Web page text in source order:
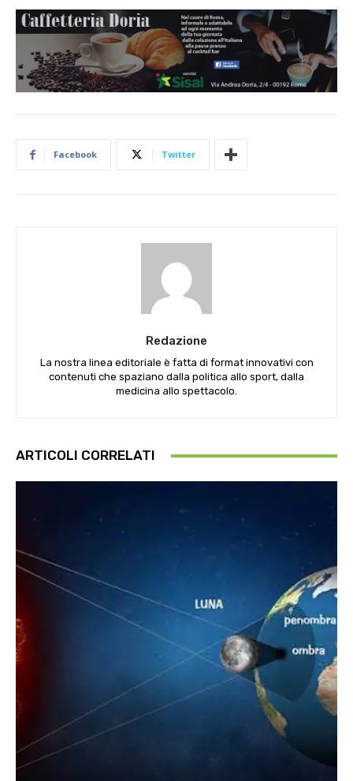
Facebook Twitter
Redazione
La nostra linea editoriale è fatta di format innovativi con
contenuti che spaziano dalla politica allo sport, dalla
medicina allo spettacolo.
ARTICOLI CORRELATI